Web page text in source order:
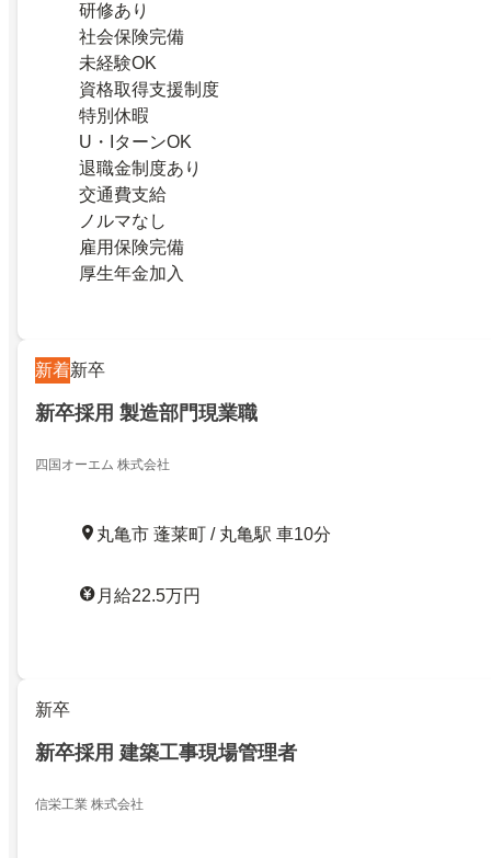
研修あり
社会保険完備
未経験OK
資格取得支援制度
特別休暇
U・IターンOK
退職金制度あり
交通費支給
ノルマなし
雇用保険完備
厚生年金加入
新着新卒
新卒採用 製造部門現業職
四国オーエム 株式会社
丸亀市 蓬莱町 / 丸亀駅 車10分
月給22.5万円
新卒
新卒採用 建築工事現場管理者
信栄工業 株式会社